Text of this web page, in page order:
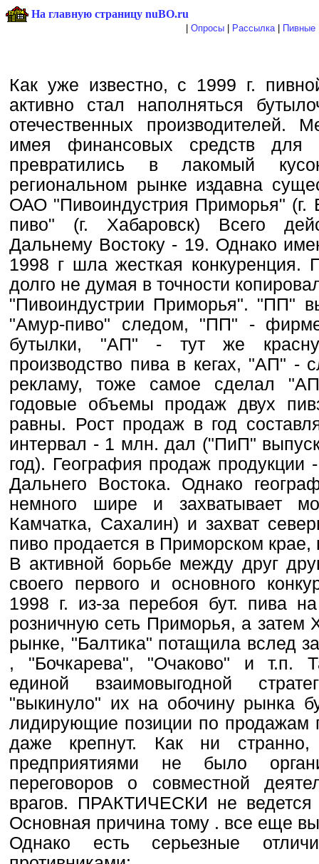
На главную страницу nuBO.ru
Опросы| Рассылка| Пивные
Как уже известно, с 1999 г.
активно стал наполняться
отечественных производителей.
имея финансовых средств для
превратились в лакомый
региональном рынке издавна
ОАО "Пивоиндустрия Приморья"
пиво" (г. Хабаровск) Всего
Дальнему Востоку - 19. Однако
1998 г шла жесткая
долго не думая в точности
"Пивоиндустрии Приморья". "ПП"
"Амур-пиво" следом, "ПП" -
бутылки, "АП" - тут же
производство пива в кегах, "АП" -
рекламу, тоже самое сделал
годовые объемы продаж двух
равны. Рост продаж в год
интервал - 1 млн. дал ("ПиП"
год). География продаж продукции
Дальнего Востока. Однако
немного шире и захватывает
Камчатка, Сахалин) и захват
пиво продается в Приморском
В активной борьбе между друг
своего первого и основного
1998 г. из-за перебоя бут. пива
розничную сеть Приморья, а затем
рынке, "Балтика" потащила вслед
, "Бочкарева", "Очаково" и т.п.
единой взаимовыгодной
"выкинуло" их на обочину рынка
лидирующие позиции по продажам
даже крепнут. Как ни
предприятиями не было
переговоров о совместной
врагов. ПРАКТИЧЕСКИ не ведется
Основная причина тому . все еще
Однако есть серьезные